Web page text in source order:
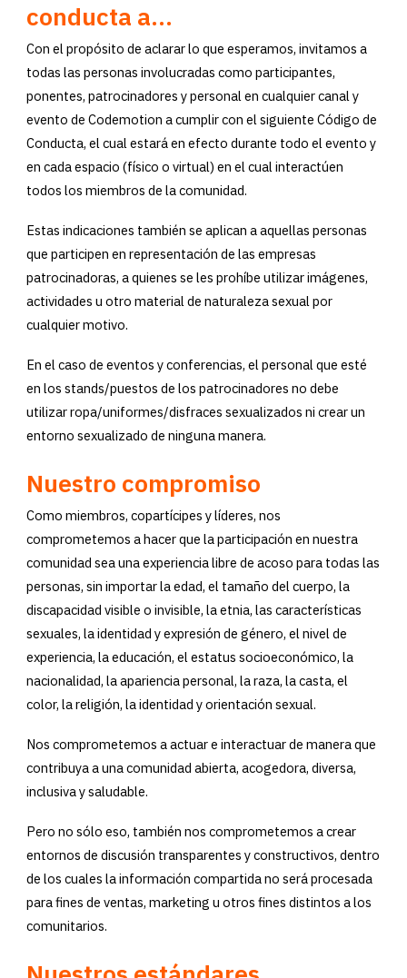
conducta a...
Con el propósito de aclarar lo que esperamos, invitamos a
todas las personas involucradas como participantes,
ponentes, patrocinadores y personal en cualquier canal y
evento de Codemotion a cumplir con el siguiente Código de
Conducta, el cual estará en efecto durante todo el evento y
en cada espacio (físico o virtual) en el cual interactúen
todos los miembros de la comunidad.
Estas indicaciones también se aplican a aquellas personas
que participen en representación de las empresas
patrocinadoras, a quienes se les prohíbe utilizar imágenes,
actividades u otro material de naturaleza sexual por
cualquier motivo.
En el caso de eventos y conferencias, el personal que esté
en los stands/puestos de los patrocinadores no debe
utilizar ropa/uniformes/disfraces sexualizados ni crear un
entorno sexualizado de ninguna manera.
Nuestro compromiso
Como miembros, copartícipes y líderes, nos
comprometemos a hacer que la participación en nuestra
comunidad sea una experiencia libre de acoso para todas las
personas, sin importar la edad, el tamaño del cuerpo, la
discapacidad visible o invisible, la etnia, las características
sexuales, la identidad y expresión de género, el nivel de
experiencia, la educación, el estatus socioeconómico, la
nacionalidad, la apariencia personal, la raza, la casta, el
color, la religión, la identidad y orientación sexual.
Nos comprometemos a actuar e interactuar de manera que
contribuya a una comunidad abierta, acogedora, diversa,
inclusiva y saludable.
Pero no sólo eso, también nos comprometemos a crear
entornos de discusión transparentes y constructivos, dentro
de los cuales la información compartida no será procesada
para fines de ventas, marketing u otros fines distintos a los
comunitarios.